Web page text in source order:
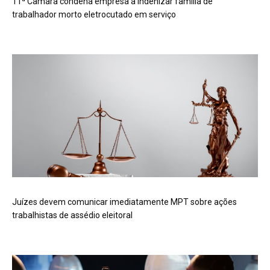
trabalhador morto eletrocutado em serviço
Juízes devem comunicar imediatamente MPT sobre ações
trabalhistas de assédio eleitoral